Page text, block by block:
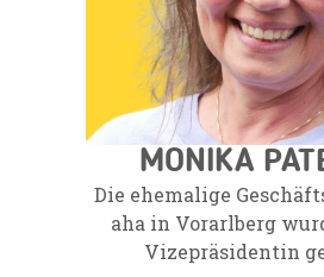
MONIKA
Die ehemalige
aha in Vorarlberg
Vizepräsidentin